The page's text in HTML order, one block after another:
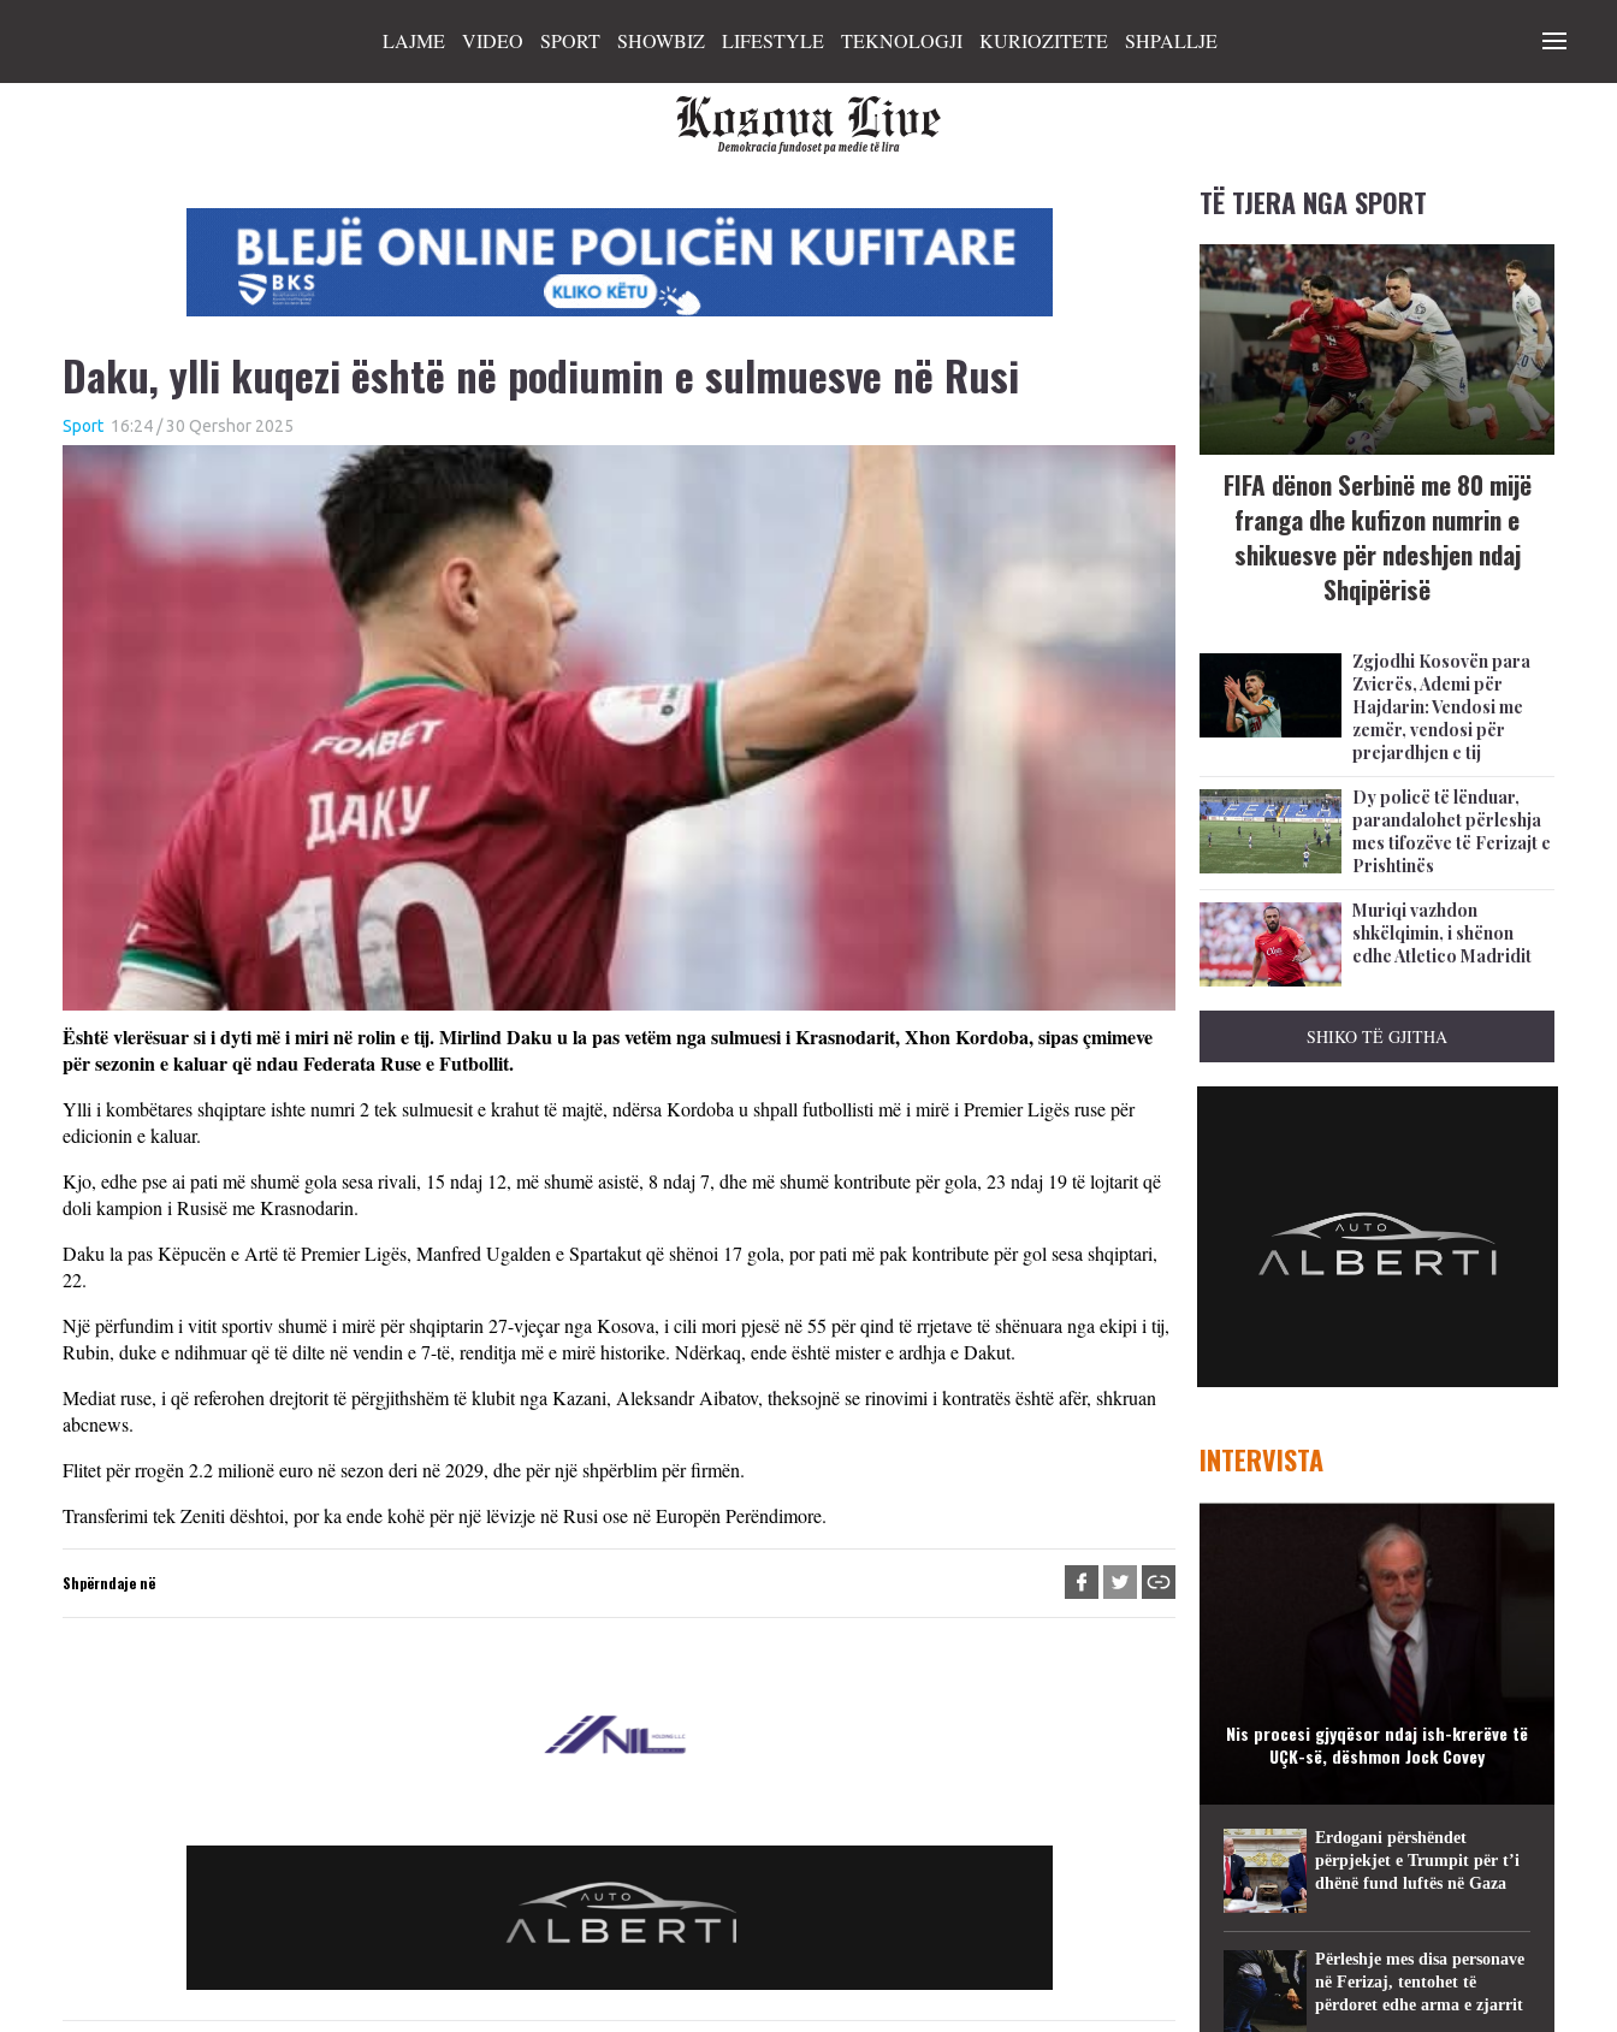
LAJME VIDEO SPORT SHOWBIZ LIFESTYLE TEKNOLOGJI KURIOZITETE SHPALLJE
Daku, ylli kuqezi është në podiumin e sulmuesve në Rusi
Sport 16:24 / 30 Qershor 2025
Është vlerësuar si i dyti më i miri në rolin e tij. Mirlind Daku u la pas vetëm nga sulmuesi i Krasnodarit, Xhon Kordoba, sipas çmimeve
për sezonin e kaluar që ndau Federata Ruse e Futbollit.
Ylli i kombëtares shqiptare ishte numri 2 tek sulmuesit e krahut të majtë, ndërsa Kordoba u shpall futbollisti më i mirë i Premier Ligës ruse për
edicionin e kaluar.
Kjo, edhe pse ai pati më shumë gola sesa rivali, 15 ndaj 12, më shumë asistë, 8 ndaj 7, dhe më shumë kontribute për gola, 23 ndaj 19 të lojtarit që
doli kampion i Rusisë me Krasnodarin.
Daku la pas Këpucën e Artë të Premier Ligës, Manfred Ugalden e Spartakut që shënoi 17 gola, por pati më pak kontribute për gol sesa shqiptari,
22.
Një përfundim i vitit sportiv shumë i mirë për shqiptarin 27-vjeçar nga Kosova, i cili mori pjesë në 55 për qind të rrjetave të shënuara nga ekipi i tij,
Rubin, duke e ndihmuar që të dilte në vendin e 7-të, renditja më e mirë historike. Ndërkaq, ende është mister e ardhja e Dakut.
Mediat ruse, i që referohen drejtorit të përgjithshëm të klubit nga Kazani, Aleksandr Aibatov, theksojnë se rinovimi i kontratës është afër, shkruan
abcnews.
Flitet për rrogën 2.2 milionë euro në sezon deri në 2029, dhe për një shpërblim për firmën.
Transferimi tek Zeniti dështoi, por ka ende kohë për një lëvizje në Rusi ose në Europën Perëndimore.
Shpërndaje në
TË TJERA NGA SPORT
FIFA dënon Serbinë me 80 mijë
franga dhe kufizon numrin e
shikuesve për ndeshjen ndaj
Shqipërisë
Zgjodhi Kosovën para
Zvicrës, Ademi për
Hajdarin: Vendosi me
zemër, vendosi për
prejardhjen e tij
Dy policë të lënduar,
parandalohet përleshja
mes tifozëve të Ferizajt e
Prishtinës
Muriqi vazhdon
shkëlqimin, i shënon
edhe Atletico Madridit
SHIKO TË GJITHA
INTERVISTA
Nis procesi gjyqësor ndaj ish-krerëve të
UÇK-së, dëshmon Jock Covey
Erdogani përshëndet
përpjekjet e Trumpit për t’i
dhënë fund luftës në Gaza
Përleshje mes disa personave
në Ferizaj, tentohet të
përdoret edhe arma e zjarrit